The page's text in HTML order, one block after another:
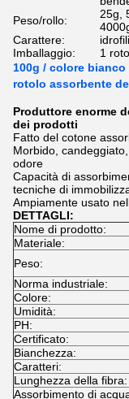
Peso/rollo:
25g,
Carattere:
Imballaggio:
1
100g / colore
rotolo assorbente
Produttore enorme
dei prodotti
Fatto del cotone
Morbido,
odore
Capacità di
tecniche di
Ampiamente usato
DETTAGLI:
Nome di prodotto:
Materiale:
Peso:
Norma industriale:
Colore:
Umidità:
PH:
Certificato:
Bianchezza:
Caratteri:
Lunghezza della fibra:
Assorbimento di